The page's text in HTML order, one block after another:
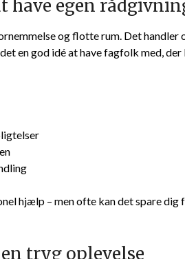
have egen
og flotte rum. Det handler
en god idé at have fagfolk med,
hjælp – men ofte kan det spare dig
tryg oplevelse